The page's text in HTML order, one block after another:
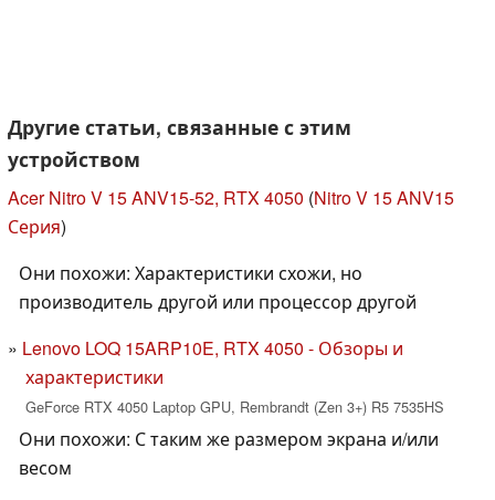
Другие статьи, связанные с этим
устройством
Acer Nitro V 15 ANV15-52, RTX 4050 (Nitro V 15 ANV15
Серия)
Они похожи: Характеристики схожи, но
производитель другой или процессор другой
Lenovo LOQ 15ARP10E, RTX 4050 - Обзоры и
характеристики
GeForce RTX 4050 Laptop GPU, Rembrandt (Zen 3+) R5 7535HS
Они похожи: С таким же размером экрана и/или
весом